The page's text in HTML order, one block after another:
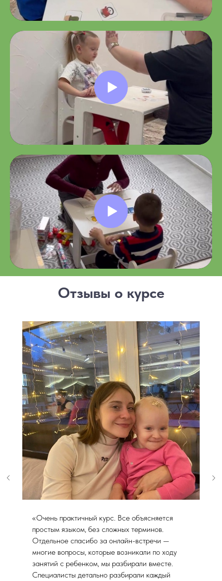
Отзывы о курсе
«Очень практичный курс. Все объясняется
простым языком, без сложных терминов.
Отдельное спасибо за онлайн-встречи —
многие вопросы, которые возникали по ходу
занятий с ребенком, мы разбирали вместе.
Специалисты детально разбирали каждый